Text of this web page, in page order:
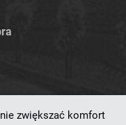
zwiększać komfort